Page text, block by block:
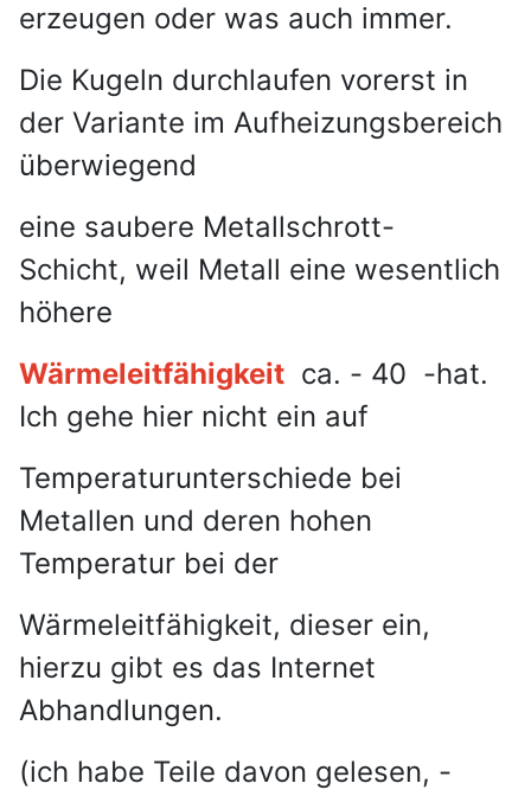
erzeugen oder was auch immer.
Die Kugeln durchlaufen vorerst in
der Variante im Aufheizungsbereich
überwiegend
eine saubere Metallschrott-
Schicht, weil Metall eine wesentlich
höhere
Wärmeleitfähigkeit ca. - 40 -hat.
Ich gehe hier nicht ein auf
Temperaturunterschiede bei
Metallen und deren hohen
Temperatur bei der
Wärmeleitfähigkeit, dieser ein,
hierzu gibt es das Internet
Abhandlungen.
(ich habe Teile davon gelesen, -